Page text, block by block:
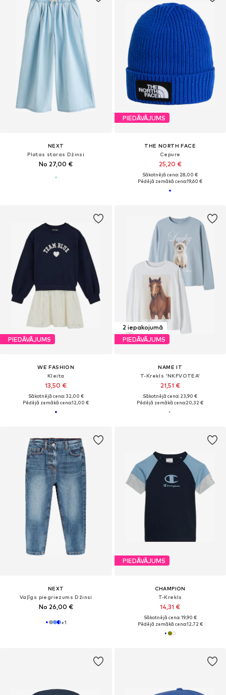
NEXT
Platas staras Džinsi
No 27,00 €
PIEDĀVĀJUMS
THE NORTH FACE
Cepure
25,20 €
Sākotnējā cena: 28,00 €
Pēdējā zemākā cena:19,60 €
PIEDĀVĀJUMS
WE FASHION
Kleita
13,50 €
Sākotnējā cena: 32,00 €
Pēdējā zemākā cena:12,00 €
2 iepakojumā
PIEDĀVĀJUMS
NAME IT
T-Krekls 'NKFVOTEA'
21,51 €
Sākotnējā cena: 23,90 €
Pēdējā zemākā cena:20,32 €
NEXT
Vaļīgs piegriezums Džinsi
No 26,00 €
+1
PIEDĀVĀJUMS
CHAMPION
T-Krekls
14,31 €
Sākotnējā cena: 19,90 €
Pēdējā zemākā cena:12,72 €